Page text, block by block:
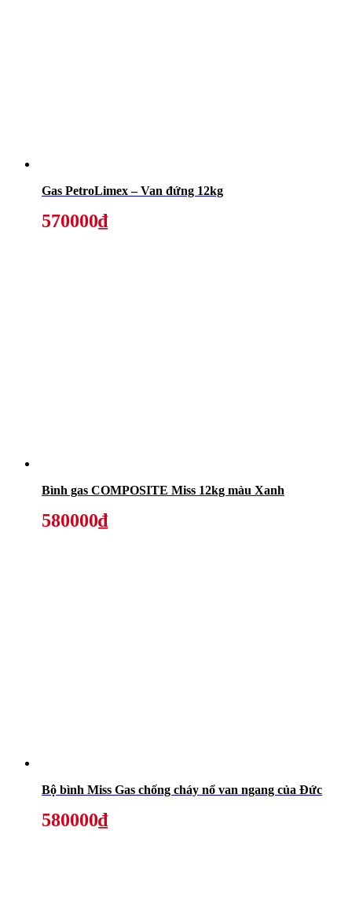
Gas PetroLimex – Van đứng 12kg
570000₫
Bình gas COMPOSITE Miss 12kg màu Xanh
580000₫
Bộ bình Miss Gas chống cháy nổ van ngang của Đức
580000₫